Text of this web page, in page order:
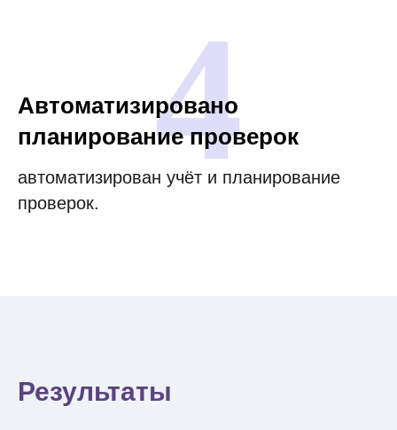
Автоматизировано
планирование проверок
автоматизирован учёт и планирование
проверок.
4
Результаты